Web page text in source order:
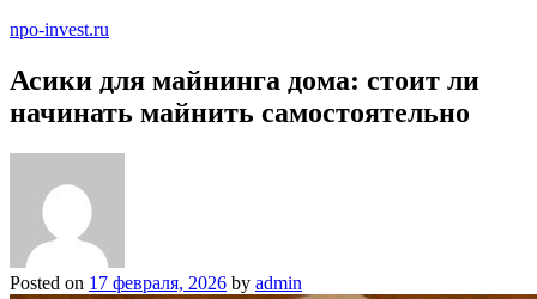
npo-invest.ru
Асики для майнинга дома: стоит ли
начинать майнить самостоятельно
Posted on 17 февраля, 2026 by admin